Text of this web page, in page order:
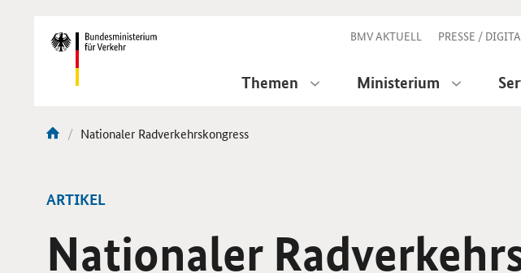
Navigation BMV AKTUELL PRESSE /
Themen Ministerium
Aktuelle
Nationaler Radverkehrskongress
ARTIKEL
Nationaler